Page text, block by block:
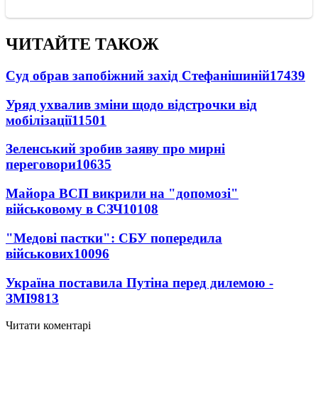
ЧИТАЙТЕ ТАКОЖ
Суд обрав запобіжний захід Стефанішиній17439
Уряд ухвалив зміни щодо відстрочки від
мобілізації11501
Зеленський зробив заяву про мирні
переговори10635
Майора ВСП викрили на "допомозі"
військовому в СЗЧ10108
"Медові пастки": СБУ попередила
військових10096
Україна поставила Путіна перед дилемою -
ЗМІ9813
Читати коментарі